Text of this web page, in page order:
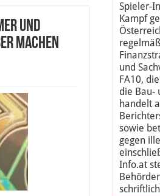
und
machen
Spieler-
Kampf
und
FA10,
die Bau-
handelt
sowie
gegen
Info.at